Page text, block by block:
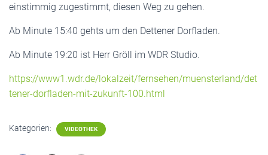
einstimmig zugestimmt, diesen Weg zu gehen.
Ab Minute 15:40 gehts um den Dettener Dorfladen.
Ab Minute 19:20 ist Herr Gröll im WDR Studio.
https://www1.wdr.de/lokalzeit/fernsehen/muensterland/det
tener-dorfladen-mit-zukunft-100.html
Kategorien: VIDEOTHEK